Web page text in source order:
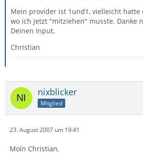
Mein provider ist 1und1, vielleicht hatte
wo ich jetzt "mitziehen" musste. Danke
Deinen Input,
Christian
nixblicker
Mitglied
23. August 2007 um 19:41
Moin Christian,